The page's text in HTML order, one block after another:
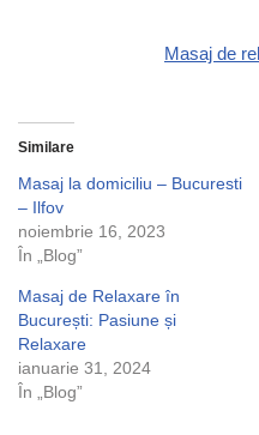
Masaj de
Similare
Masaj la domiciliu – Bucuresti
– Ilfov
noiembrie 16, 2023
În „Blog”
Masaj de Relaxare în
București: Pasiune și
Relaxare
ianuarie 31, 2024
În „Blog”